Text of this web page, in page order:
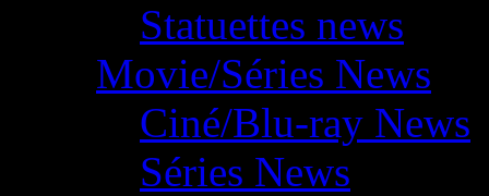
Statuettes news
Movie/Séries News
Ciné/Blu-ray News
Séries News